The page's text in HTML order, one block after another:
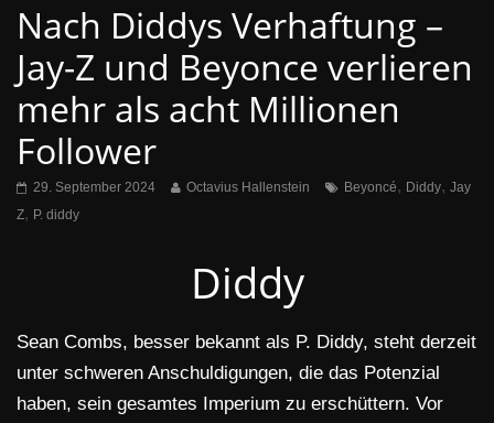
Nach Diddys Verhaftung –
Jay-Z und Beyonce verlieren
mehr als acht Millionen
Follower
29. September 2024 Octavius Hallenstein Beyoncé, Diddy, Jay
Z, P. diddy
Diddy
Sean Combs, besser bekannt als P. Diddy, steht derzeit
unter schweren Anschuldigungen, die das Potenzial
haben, sein gesamtes Imperium zu erschüttern. Vor